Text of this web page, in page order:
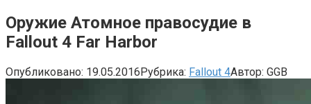
Оружие Атомное правосудие в
Fallout 4 Far Harbor
Опубликовано: 19.05.2016Рубрика: Fallout 4Автор: GGB